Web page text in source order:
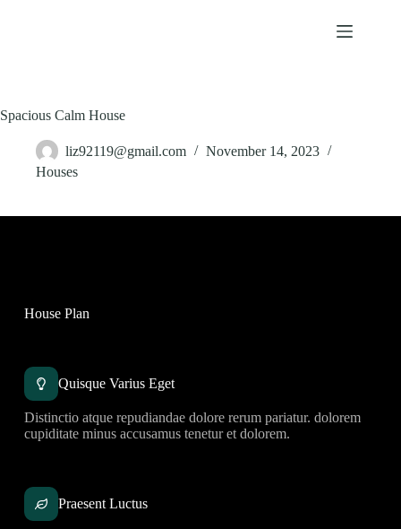
Spacious Calm House
liz92119@gmail.com
November 14, 2023
Houses
House Plan
Quisque Varius Eget
Distinctio atque repudiandae dolore rerum pariatur. dolorem
cupiditate minus accusamus tenetur et dolorem.
Praesent Luctus